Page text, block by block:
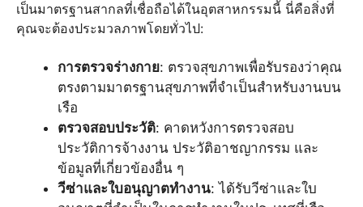
เป็นมาตรฐานสากลที่เชื่อถือได้ในอุตสาหกรรมนี้ นี่คือสิ่งที่
คุณจะต้องประมวลภาพโดยทั่วไป:
การตรวจร่างกาย: ตรวจสุขภาพเพื่อรับรองว่าคุณ
ตรงตามมาตรฐานสุขภาพที่จำเป็นสำหรับงานบน
เรือ
ตรวจสอบประวัติ: คาดหวังการตรวจสอบ
ประวัติการจ้างงาน ประวัติอาชญากรรม และ
ข้อมูลที่เกี่ยวข้องอื่น ๆ
วีซ่าและใบอนุญาตทำงาน: ได้รับวีซ่าและใบ